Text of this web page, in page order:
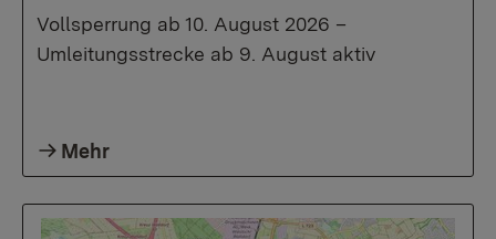
Vollsperrung ab 10. August 2026 –
Umleitungsstrecke ab 9. August aktiv
Mehr